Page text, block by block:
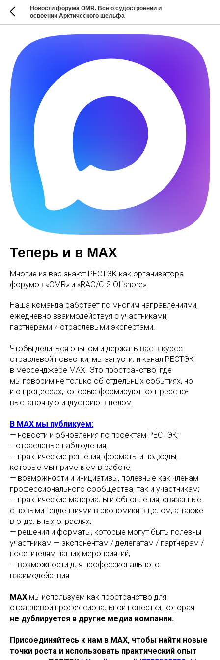
Новости форума OMR. Всё о судостроении и
освоении Арктического шельфа
Теперь и в МАХ
Многие из вас знают РЕСТЭК как организатора
форумов «OMR» и «RAO/CIS Offshore».
Наша команда работает по многим направлениями,
ежедневно взаимодействуя с участниками,
партнёрами и отраслевыми экспертами.
Чтобы делиться опытом и держать вас в курсе
отраслевой повестки, мы запустили канал РЕСТЭК
в мессенджере MAX. Это пространство, где
мы говорим не только об отдельных событиях, но
и о процессах, которые формируют конгрессно-
выставочную индустрию в целом.
В МAX мы публикуем:
— новости и обновления по проектам РЕСТЭК;
—отраслевые наблюдения;
— практические решения, форматы и подходы,
которые мы применяем в работе;
— возможности и инициативы, полезные как членам
профессионального сообщества, так и участникам;
— практические материалы и обновления, связанные
с новыми тенденциями в экономики в целом, а также
в отдельных отраслях;
— решения и форматы, которые могут быть полезны
участникам — экспонентам / делегатам / партнерам /
посетителям наших мероприятий;
— возможности для профессионального
взаимодействия.
МAX мы используем как пространство для
отраслевой профессиональной повестки, которая
не дублируется в другие медиа компании.
Присоединяйтесь к нам в МAX, чтобы найти новые
точки роста и использовать практический опыт